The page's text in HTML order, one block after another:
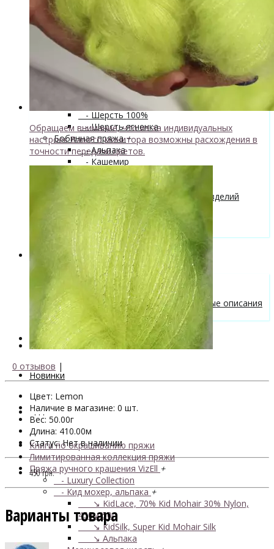
superwash 20% нейлон
↘ Sock, 75% Меринос 25% Нейлон,
300м/100г
- Хлопок
- Шелк
↘ Cleo 50% шелк 50% меринос
600м/100гНовинка!
↘ Бурет, 100% буретный шелк,
190м/100г
- Шерсть 100%
- Шерсть ягненка
Бобинная пряжа+
- Альпака
- Кашемир
- Мериносовая шерсть
- Пряжа с кид мохером
Мастер-классы и описания вязаных изделий
Инструменты и аксессуары
- Конусы для пряжи
Одежда TieDye
Блог о вязании
Бесплатные описания моделей
Вязальные лайфхаки
Галерея вязаных изделий и бесплатные описания
от VizEll
Скидки
Новинки
. . .
Книги по окрашиванию пряжи
Лимитированная коллекция пряжи
Пряжа ручного крашения VizEll +
- Luxury Collection
- Кид мохер, альпака+
↘ KidLace, 70% Kid Mohair 30% Nylon,
450м/50г
↘ KidSilk, Super Kid Mohair Silk
↘ Альпака
Обращаем внимание, что из-за индивидуальных
настроек Вашего монитора возможны расхождения в
точности передачи цветов.
0 отзывов |
Цвет: Lemon
Наличие в магазине: 0 шт.
Вес: 50.00г
Длина: 410.00м
Статус: Нет в наличии
450 грн.
Варианты товара